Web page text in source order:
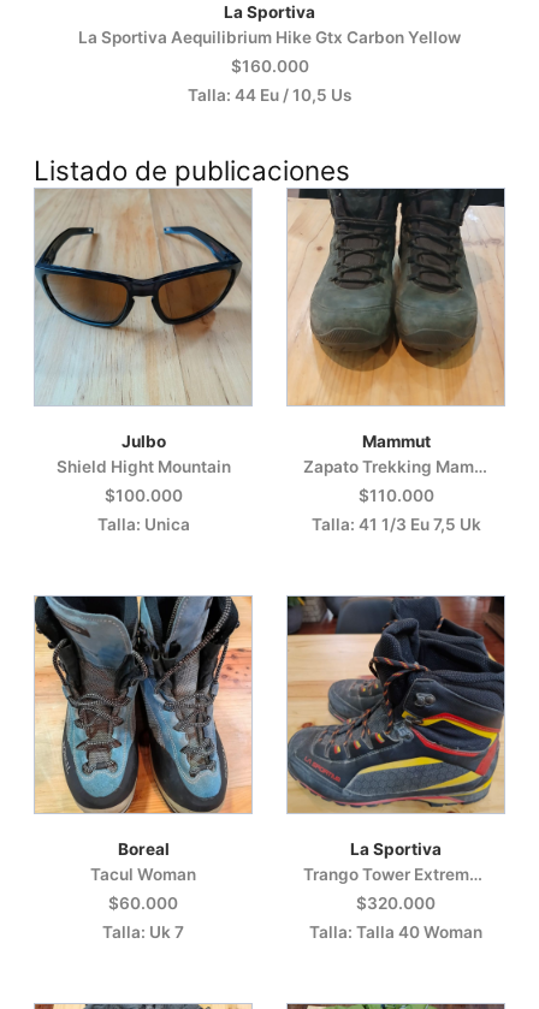
La Sportiva
La Sportiva Aequilibrium Hike Gtx Carbon Yellow
$160.000
Talla: 44 Eu / 10,5 Us
Listado de publicaciones
Julbo
Shield Hight Mountain
$100.000
Talla: Unica
Mammut
Zapato Trekking Mammut Mercury Mid Gtx
$110.000
Talla: 41 1/3 Eu 7,5 Uk
Boreal
Tacul Woman
$60.000
Talla: Uk 7
La Sportiva
Trango Tower Extreme Gtx
$320.000
Talla: Talla 40 Woman